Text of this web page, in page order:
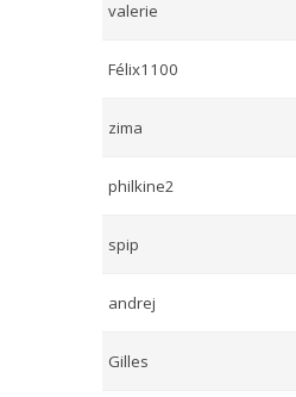
valerie
Félix1100
zima
philkine2
spip
andrej
Gilles